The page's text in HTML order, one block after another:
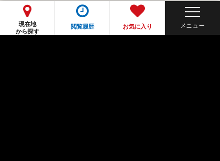
現在地
から探す
閲覧履歴 お気に入り